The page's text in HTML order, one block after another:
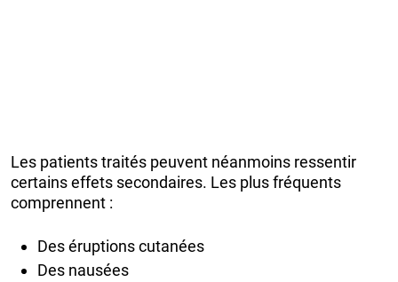
Les patients traités peuvent néanmoins ressentir
certains effets secondaires. Les plus fréquents
comprennent :
Des éruptions cutanées
Des nausées